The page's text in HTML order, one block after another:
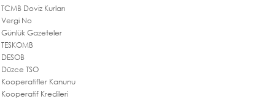
TCMB Doviz Kurları
Vergi No
Günlük Gazeteler
TESKOMB
DESOB
Düzce TSO
Kooperatifler Kanunu
Kooperatif Kredileri